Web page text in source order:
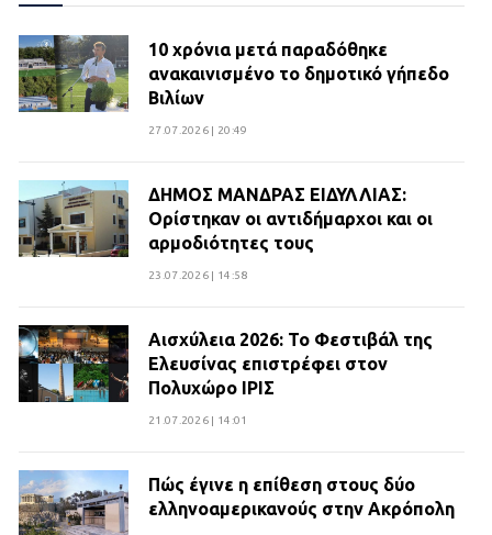
10 χρόνια μετά παραδόθηκε
ανακαινισμένο το δημοτικό γήπεδο
Βιλίων
27.07.2026 | 20:49
ΔΗΜΟΣ ΜΑΝΔΡΑΣ ΕΙΔΥΛΛΙΑΣ:
Ορίστηκαν οι αντιδήμαρχοι και οι
αρμοδιότητες τους
23.07.2026 | 14:58
Αισχύλεια 2026: Το Φεστιβάλ της
Ελευσίνας επιστρέφει στον
Πολυχώρο ΙΡΙΣ
21.07.2026 | 14:01
Πώς έγινε η επίθεση στους δύο
ελληνοαμερικανούς στην Ακρόπολη